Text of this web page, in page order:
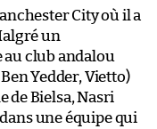
City où il a
un
club andalou
Yedder, Vietto)
de Bielsa, Nasri
une équipe qui